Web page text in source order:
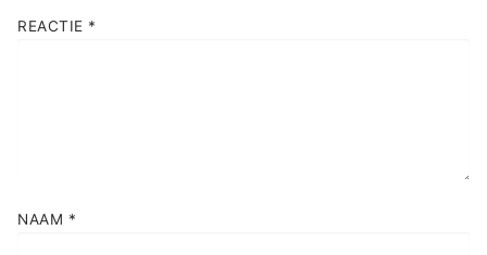
REACTIE *
NAAM *